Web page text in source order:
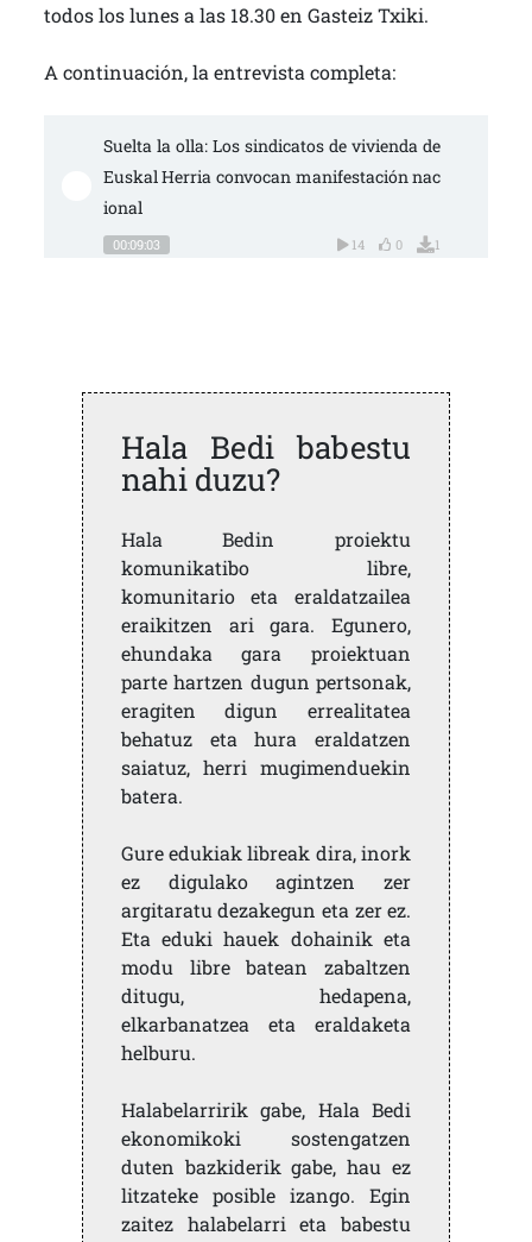
todos los lunes a las 18.30 en Gasteiz Txiki.
A continuación, la entrevista completa:
Suelta la olla: Los sindicatos de vivienda de
Euskal Herria convocan manifestación nac
ional
00:09:03 14 0 1
Hala Bedi babestu
nahi duzu?
Hala Bedin proiektu
komunikatibo libre,
komunitario eta eraldatzailea
eraikitzen ari gara. Egunero,
ehundaka gara proiektuan
parte hartzen dugun pertsonak,
eragiten digun errealitatea
behatuz eta hura eraldatzen
saiatuz, herri mugimenduekin
batera.
Gure edukiak libreak dira, inork
ez digulako agintzen zer
argitaratu dezakegun eta zer ez.
Eta eduki hauek dohainik eta
modu libre batean zabaltzen
ditugu, hedapena,
elkarbanatzea eta eraldaketa
helburu.
Halabelarririk gabe, Hala Bedi
ekonomikoki sostengatzen
duten bazkiderik gabe, hau ez
litzateke posible izango. Egin
zaitez halabelarri eta babestu